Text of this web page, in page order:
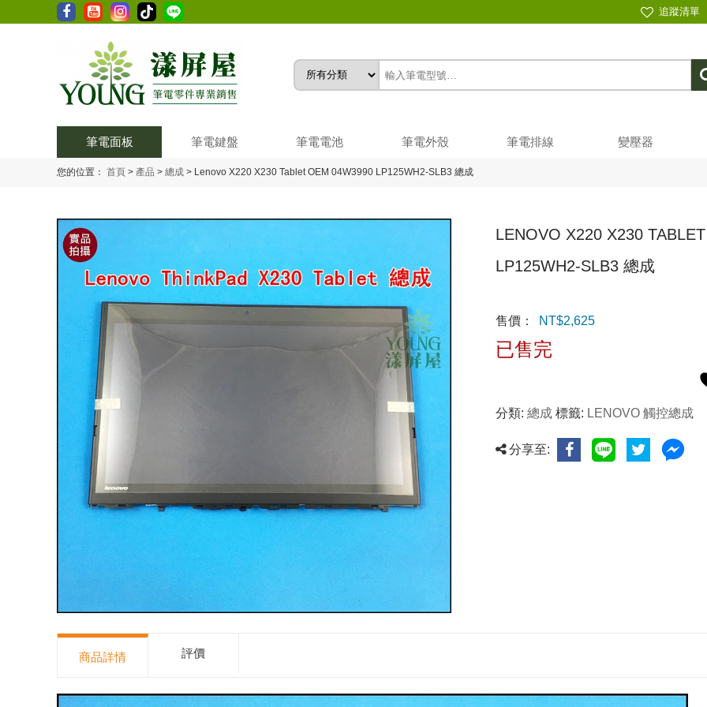
追蹤清單
筆電面板 筆電鍵盤 筆電電池 筆電外殼 筆電排線 變壓器
您的位置： 首頁 > 產品 > 總成 > Lenovo X220 X230 Tablet OEM 04W3990 LP125WH2-SLB3 總成
LENOVO X220 X230
LP125WH2-SLB3 總成
售價： NT$2,625
已售完
分類:總成 標籤: LENOVO 觸控總成
分享至:
商品詳情 評價